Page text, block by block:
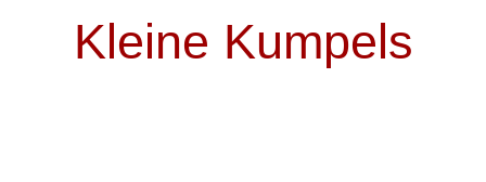
Kleine Kumpels